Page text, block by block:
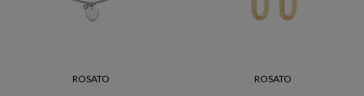
ROSATO ROSATO